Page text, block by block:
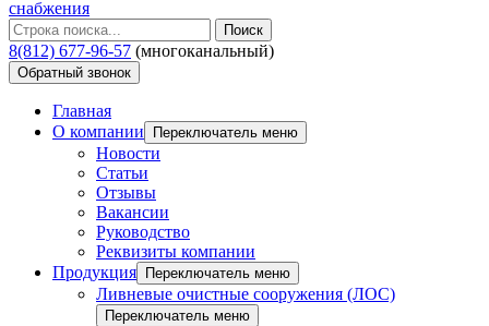
снабжения
Поиск
8(812) 677-96-57 (многоканальный)
Обратный звонок
Главная
О компании
Переключатель меню
Новости
Статьи
Отзывы
Вакансии
Руководство
Реквизиты компании
Продукция
Переключатель меню
Ливневые очистные сооружения (ЛОС)
Переключатель меню